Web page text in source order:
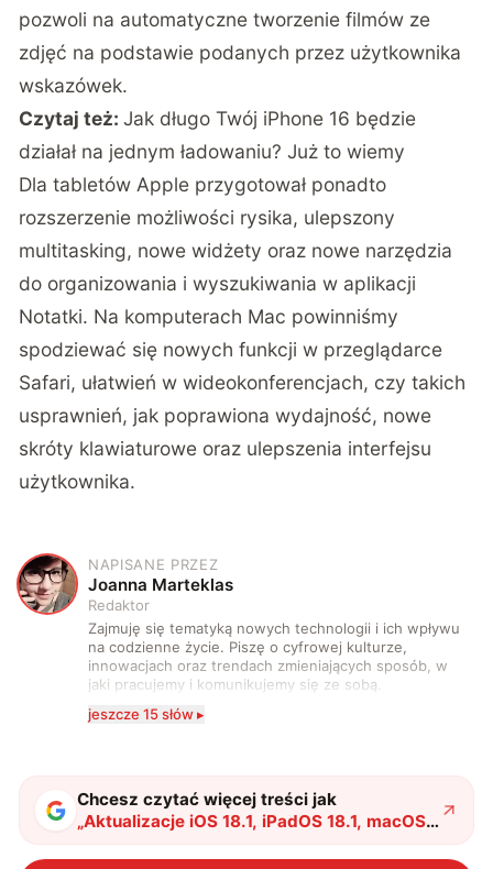
pozwoli na automatyczne tworzenie filmów ze
zdjęć na podstawie podanych przez użytkownika
wskazówek.
Czytaj też:Jak długo Twój iPhone 16 będzie
działał na jednym ładowaniu? Już to wiemy
Dla tabletów Apple przygotował ponadto
rozszerzenie możliwości rysika, ulepszony
multitasking, nowe widżety oraz nowe narzędzia
do organizowania i wyszukiwania w aplikacji
Notatki. Na komputerach Mac powinniśmy
spodziewać się nowych funkcji w przeglądarce
Safari, ułatwień w wideokonferencjach, czy takich
usprawnień, jak poprawiona wydajność, nowe
skróty klawiaturowe oraz ulepszenia interfejsu
użytkownika.
J
NAPISANE PRZEZ
Joanna Marteklas
Redaktor
Zajmuję się tematyką nowych technologii i ich wpływu
na codzienne życie. Piszę o cyfrowej kulturze,
innowacjach oraz trendach zmieniających sposób, w
jaki pracujemy i komunikujemy się ze sobą.
Szczególnie interesuje mnie relacja między rozwojem
technologii a współczesną popkulturą. W wolnych
jeszcze 15 słów ▸
Chcesz czytać więcej treści jak
„Aktualizacje iOS 18.1, iPadOS 18.1, macOS
15.1 – co nowego od Apple?"?